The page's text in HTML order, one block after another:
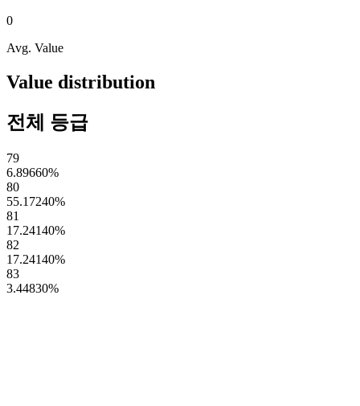
0
Avg. Value
Value distribution
전체 등급
79
6.89660%
80
55.17240%
81
17.24140%
82
17.24140%
83
3.44830%